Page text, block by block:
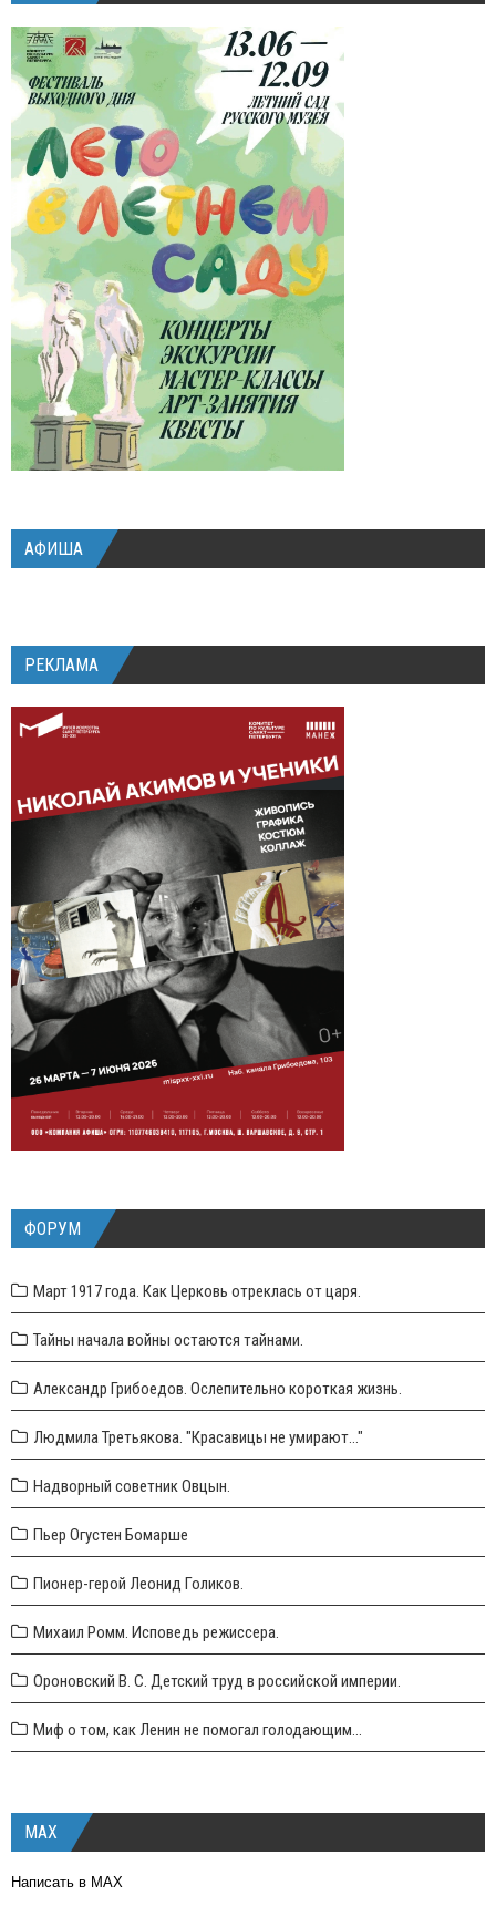
АФИША
РЕКЛАМА
ФОРУМ
Март 1917 года. Как Церковь отреклась от царя.
Тайны начала войны остаются тайнами.
Александр Грибоедов. Ослепительно короткая жизнь.
Людмила Третьякова. "Красавицы не умирают..."
Надворный советник Овцын.
Пьер Огустен Бомарше
Пионер-герой Леонид Голиков.
Михаил Ромм. Исповедь режиссера.
Ороновский В. С. Детский труд в российской империи.
Миф о том, как Ленин не помогал голодающим...
MAX
Написать в MAX